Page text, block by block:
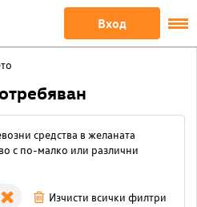
Вход
средства в желаната
с по-малко или различни
Изчисти всички филтри